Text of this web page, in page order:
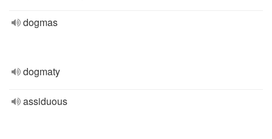
dogmas
dogmaty
assiduous